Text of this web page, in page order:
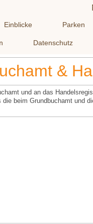
Einblicke Parken
Datenschutz
&
und an das
beim Grundbuchamt und